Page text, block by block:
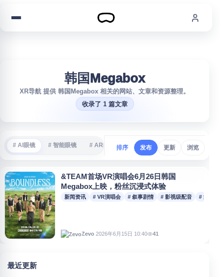
韩国Megabox
XR导航 提供 韩国Megabox 相关的网站、文章和资源整理。
收录了 1 篇文章
# AI眼镜 # 智能眼镜 # AR眼镜 # VR游戏 # 沉浸式体验
排序 发布 更新 浏览
&TEAM首场VR演唱会6月26日韩国
Megabox上映，粉丝沉浸式体验
新闻资讯 # VR演唱会 # 叙事剧情 # 影视级配音 # 舞台
Zevo 2026年6月15日 10:40 41
最近更新